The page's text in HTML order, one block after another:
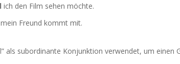
ich den Film sehen möchte.
mein Freund kommt mit.
als subordinante Konjunktion verwendet, um